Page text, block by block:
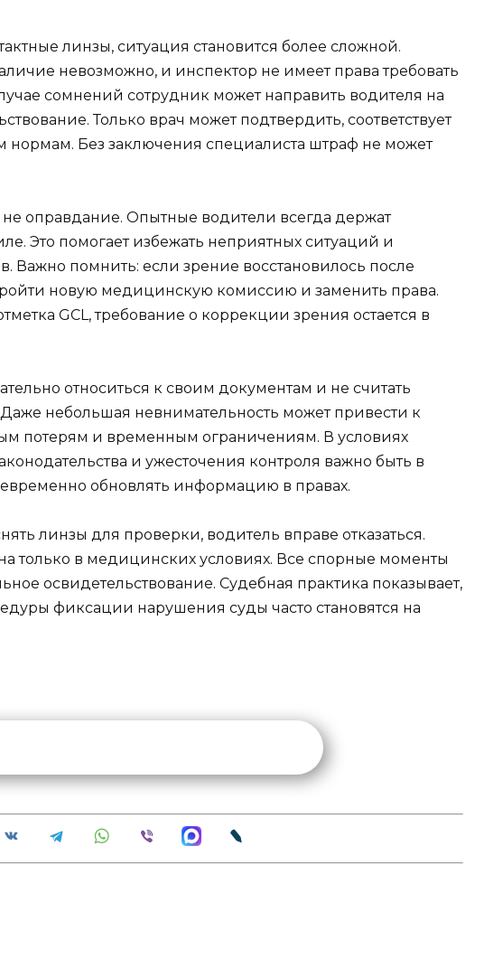
линзы, ситуация становится более сложной.
невозможно, и инспектор не имеет права требовать
сомнений сотрудник может направить водителя на
Только врач может подтвердить, соответствует
нормам. Без заключения специалиста штраф не может
оправдание. Опытные водители всегда держат
Это помогает избежать неприятных ситуаций и
Важно помнить: если зрение восстановилось после
новую медицинскую комиссию и заменить права.
GCL, требование о коррекции зрения остается в
относиться к своим документам и не считать
небольшая невнимательность может привести к
потерям и временным ограничениям. В условиях
и ужесточения контроля важно быть в
обновлять информацию в правах.
линзы для проверки, водитель вправе отказаться.
только в медицинских условиях. Все спорные моменты
освидетельствование. Судебная практика показывает,
фиксации нарушения суды часто становятся на